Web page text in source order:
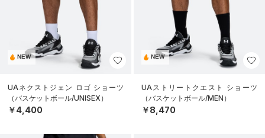
NEW
UAネクストジェン ロゴ ショーツ
（バスケットボール/UNISEX）
￥4,400
NEW
UAストリートクエスト ショーツ
（バスケットボール/MEN）
￥8,470